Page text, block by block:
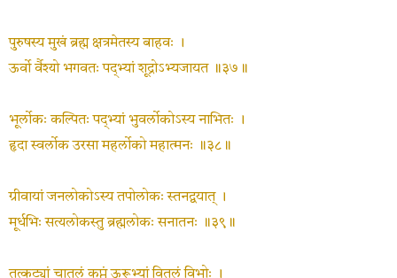
पुरुषस्य मुखं ब्रह्म क्षत्रमेतस्य बाहवः ।
ऊर्वो र्वैश्यो भगवतः पद्‍भ्यां शूद्रोऽभ्यजायत ॥३७॥
भूर्लोकः कल्पितः पद्‍भ्यां भुवर्लोकोऽस्य नाभितः ।
हृदा स्वर्लोक उरसा महर्लोको महात्मनः ॥३८॥
ग्रीवायां जनलोकोऽस्य तपोलोकः स्तनद्वयात् ।
मूर्धभिः सत्यलोकस्तु ब्रह्मलोकः सनातनः ॥३९॥
तत्कट्यां चातलं कॢप्तं ऊरूभ्यां वितलं विभोः ।